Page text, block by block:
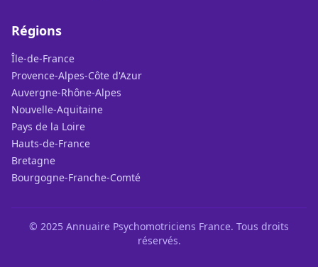
Régions
Île-de-France
Provence-Alpes-Côte d'Azur
Auvergne-Rhône-Alpes
Nouvelle-Aquitaine
Pays de la Loire
Hauts-de-France
Bretagne
Bourgogne-Franche-Comté
© 2025 Annuaire Psychomotriciens France. Tous droits
réservés.